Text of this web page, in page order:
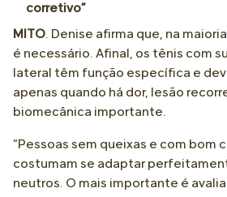
corretivo”
MITO. Denise afirma que, na
é necessário. Afinal, os tênis com
lateral têm função específica e
apenas quando há dor, lesão
biomecânica importante.
“Pessoas sem queixas e com bom
costumam se adaptar
neutros. O mais importante é